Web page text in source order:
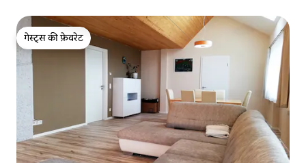
गेस्ट्स की फ़ेवरेट
गेस्ट्स की फ़ेवरेट